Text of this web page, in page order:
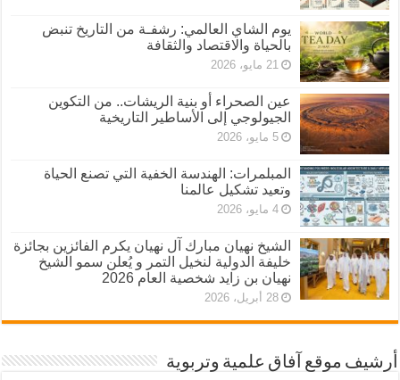
يوم الشاي العالمي: رشفـة من التاريخ تنبض
بالحياة والاقتصاد والثقافة
21 مايو، 2026
عين الصحراء أو بنية الريشات.. من التكوين
الجيولوجي إلى الأساطير التاريخية
5 مايو، 2026
المبلمرات: الهندسة الخفية التي تصنع الحياة
وتعيد تشكيل عالمنا
4 مايو، 2026
الشيخ نهيان مبارك آل نهيان يكرم الفائزين بجائزة
خليفة الدولية لنخيل التمر و يُعلن سمو الشيخ
نهيان بن زايد شخصية العام 2026
28 أبريل، 2026
أرشيف موقع آفاق علمية وتربوية